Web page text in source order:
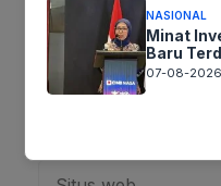
NASIONAL
Minat
Baru
07-08-2026